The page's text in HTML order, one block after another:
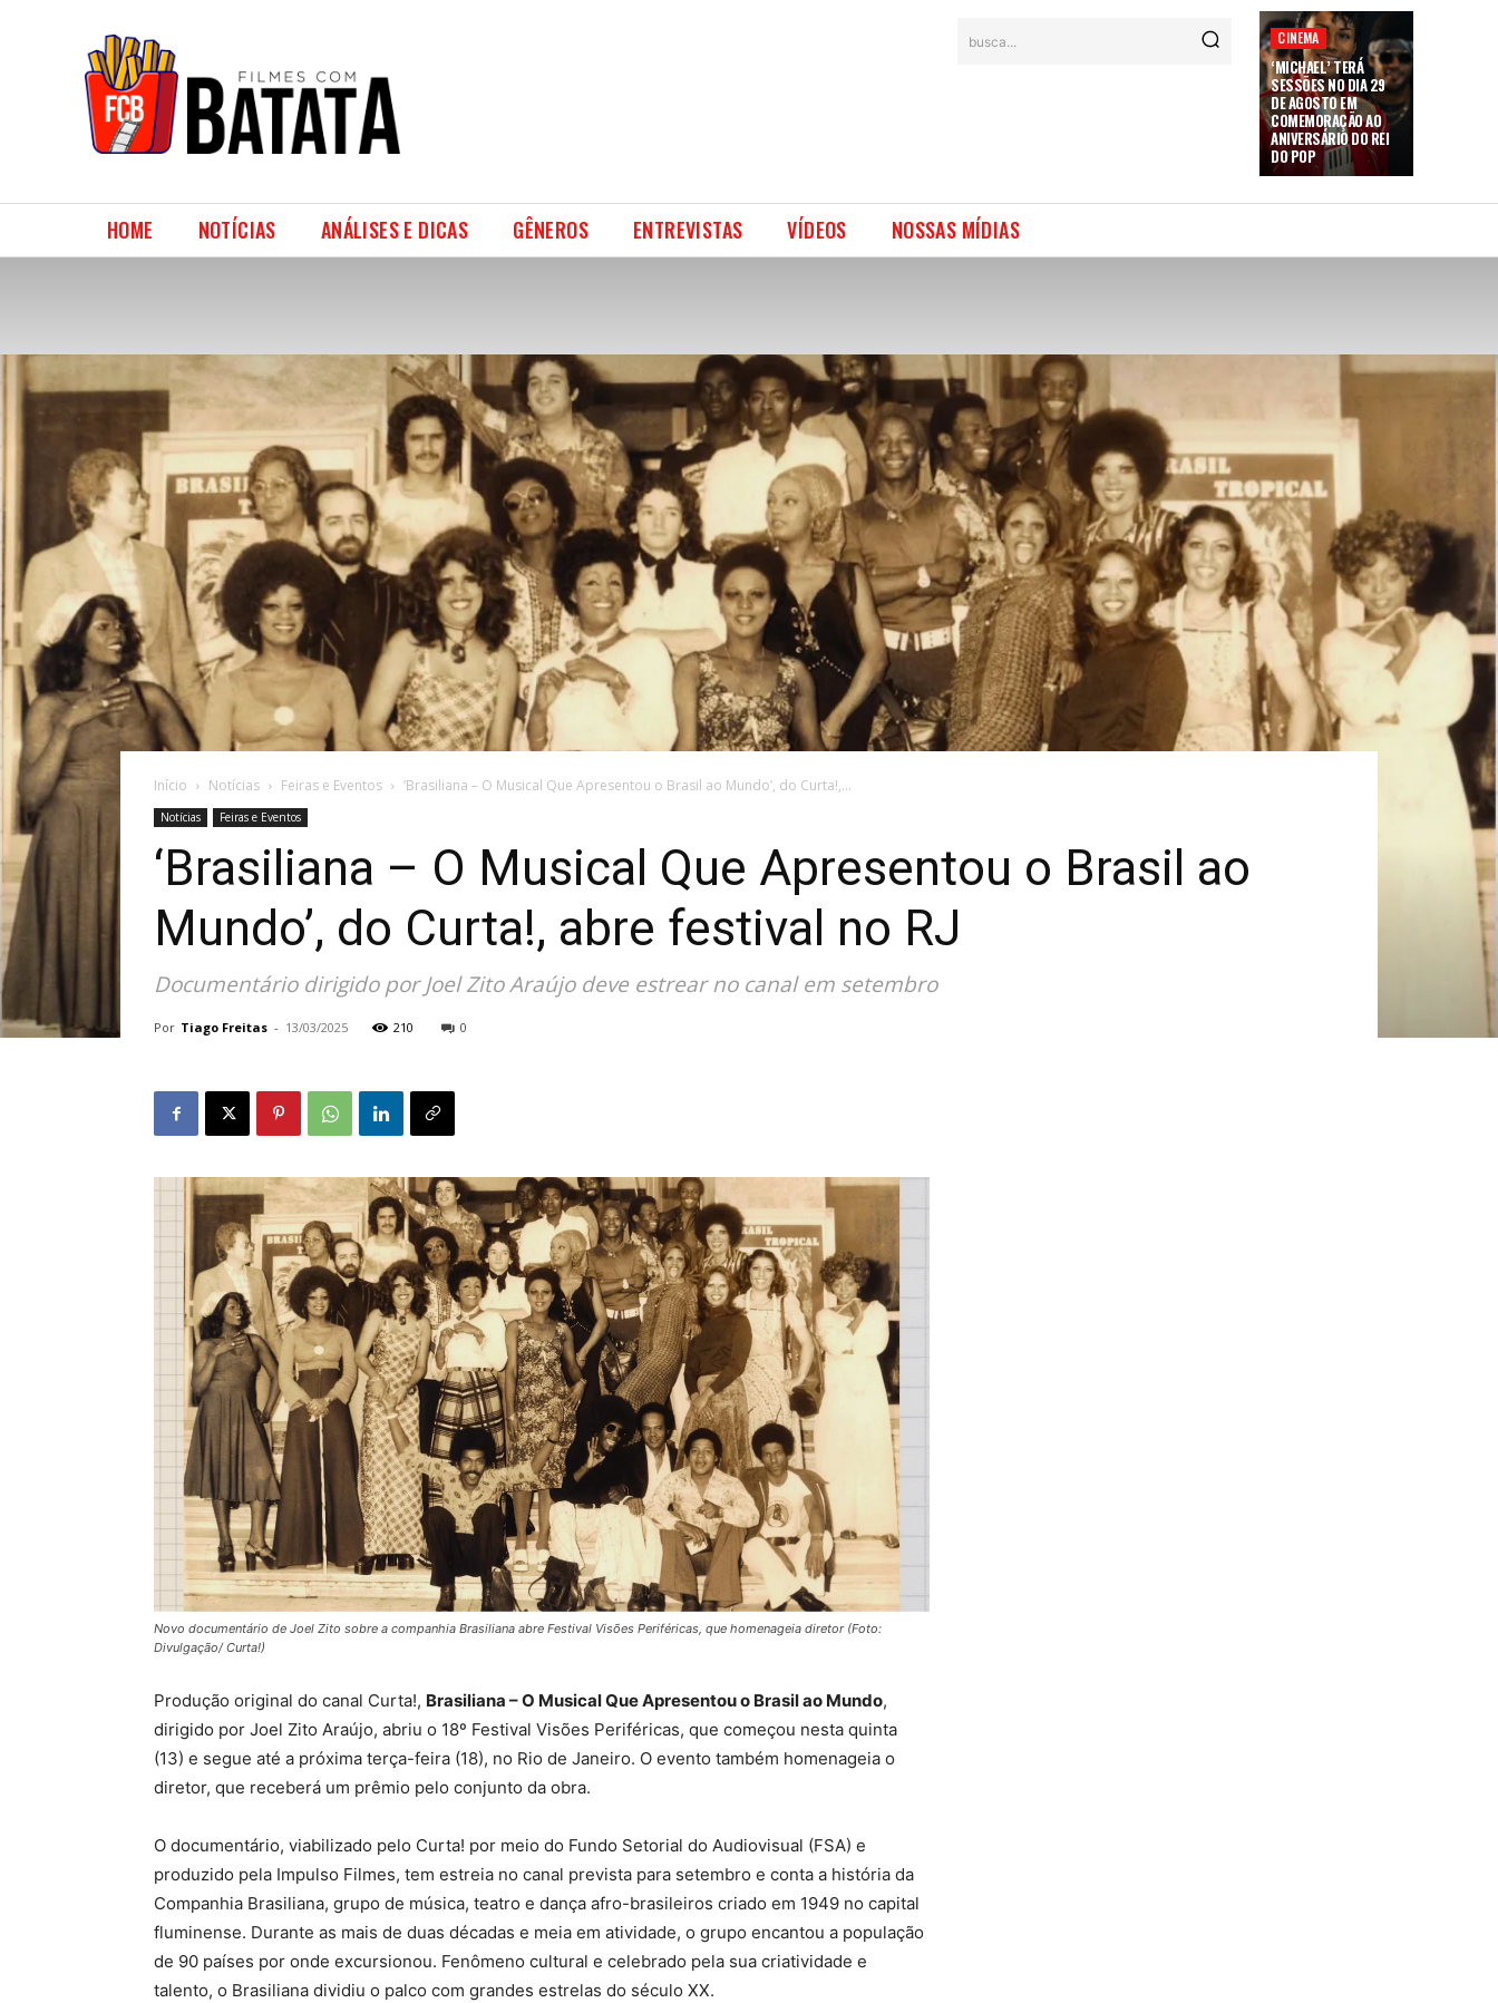
busca... CINEMA
‘MICHAEL’ TERÁ
SESSÕES NO DIA 29
DE AGOSTO EM
COMEMORAÇÃO AO
ANIVERSÁRIO DO REI
DO POP
HOME NOTÍCIAS ANÁLISES E DICAS GÊNEROS ENTREVISTAS VÍDEOS NOSSAS MÍDIAS
Início Notícias Feiras e Eventos ‘Brasiliana – O Musical Que Apresentou o Brasil ao Mundo’, do Curta!,...
Notícias Feiras e Eventos
‘Brasiliana – O Musical Que Apresentou o Brasil ao
Mundo’, do Curta!, abre festival no RJ
Documentário dirigido por Joel Zito Araújo deve estrear no canal em setembro
Por Tiago Freitas - 13/03/2025 210 0
Novo documentário de Joel Zito sobre a companhia Brasiliana abre Festival Visões Periféricas, que homenageia diretor (Foto:
Divulgação/ Curta!)
Produção original do canal Curta!, Brasiliana – O Musical Que Apresentou o Brasil ao Mundo,
dirigido por Joel Zito Araújo, abriu o 18º Festival Visões Periféricas, que começou nesta quinta
(13) e segue até a próxima terça-feira (18), no Rio de Janeiro. O evento também homenageia o
diretor, que receberá um prêmio pelo conjunto da obra.
O documentário, viabilizado pelo Curta! por meio do Fundo Setorial do Audiovisual (FSA) e
produzido pela Impulso Filmes, tem estreia no canal prevista para setembro e conta a história da
Companhia Brasiliana, grupo de música, teatro e dança afro-brasileiros criado em 1949 no capital
fluminense. Durante as mais de duas décadas e meia em atividade, o grupo encantou a população
de 90 países por onde excursionou. Fenômeno cultural e celebrado pela sua criatividade e
talento, o Brasiliana dividiu o palco com grandes estrelas do século XX.